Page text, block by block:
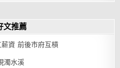
文推薦
資 前後市府互槓
濁水溪